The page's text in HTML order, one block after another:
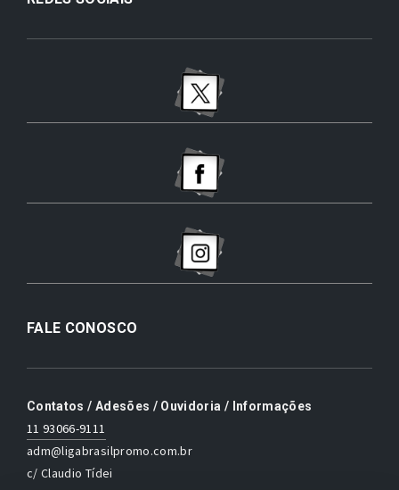
FALE CONOSCO
Contatos / Adesões / Ouvidoria / Informações
11 93066-9111
adm@ligabrasilpromo.com.br
c/ Claudio Tídei